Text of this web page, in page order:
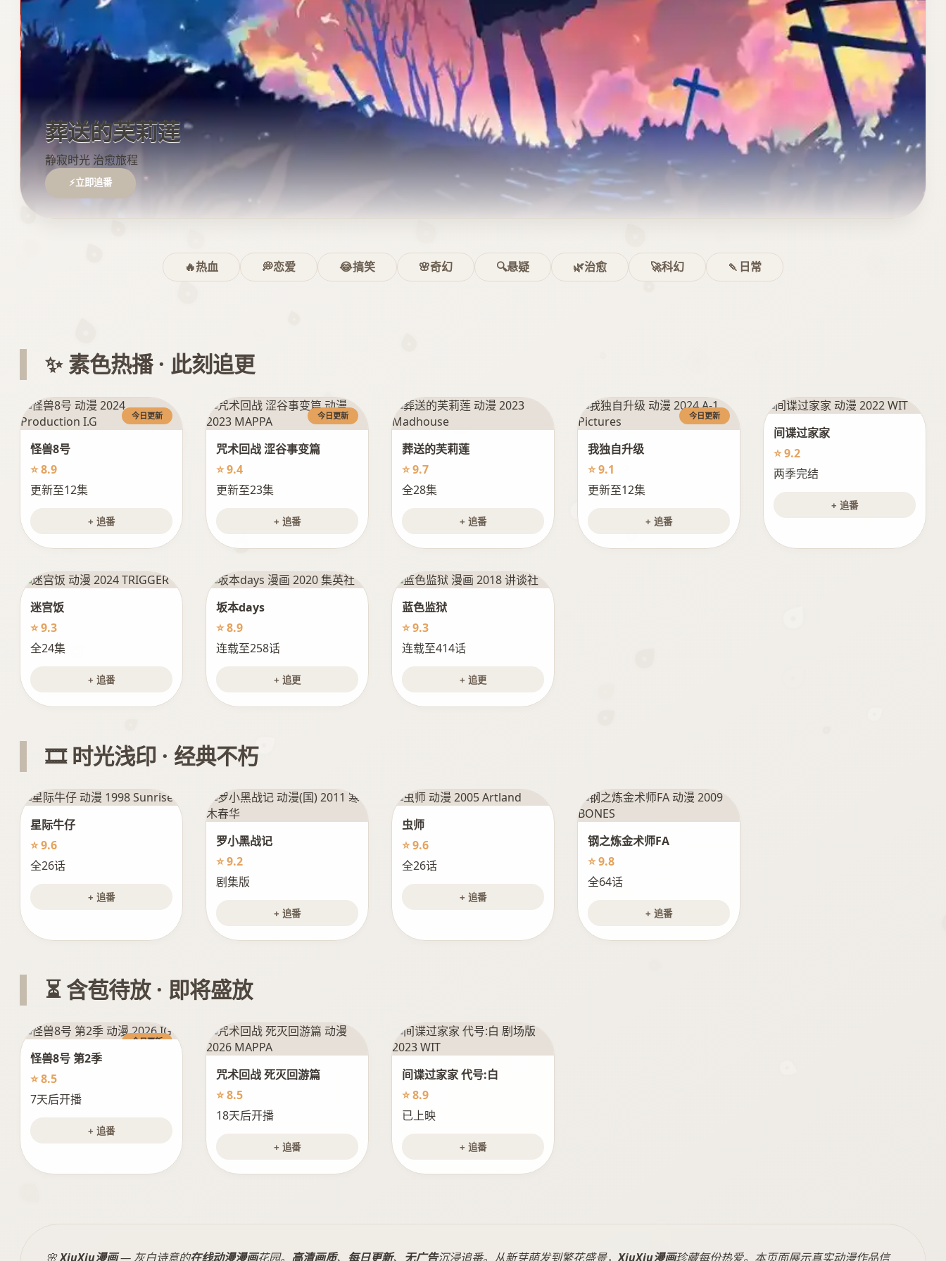
葬送的芙莉莲
静寂时光 治愈旅程
⚡立即追番
🔥热血 💭恋爱 😂搞笑 🌸奇幻 🔍悬疑 🌿治愈 🚀科幻 🍡日常
✨ 素色热播 · 此刻追更
今日更新
怪兽8号
⭐ 8.9
更新至12集
+ 追番
今日更新
咒术回战 涩谷事变篇
⭐ 9.4
更新至23集
+ 追番
葬送的芙莉莲
⭐ 9.7
全28集
+ 追番
今日更新
我独自升级
⭐ 9.1
更新至12集
+ 追番
间谍过家家
⭐ 9.2
两季完结
+ 追番
迷宫饭
⭐ 9.3
全24集
+ 追番
坂本days
⭐ 8.9
连载至258话
+ 追更
蓝色监狱
⭐ 9.3
连载至414话
+ 追更
🎞️ 时光浅印 · 经典不朽
星际牛仔
⭐ 9.6
全26话
+ 追番
罗小黑战记
⭐ 9.2
剧集版
+ 追番
虫师
⭐ 9.6
全26话
+ 追番
钢之炼金术师FA
⭐ 9.8
全64话
+ 追番
⏳ 含苞待放 · 即将盛放
今日更新
怪兽8号 第2季
⭐ 8.5
7天后开播
+ 追番
咒术回战 死灭回游篇
⭐ 8.5
18天后开播
+ 追番
间谍过家家 代号:白
⭐ 8.9
已上映
+ 追番
🌸XiuXiu漫画— 灰白诗意的在线动漫漫画花园。 高清画质、 每日更新、 无广告沉浸追番。从新芽萌发到繁花盛景， XiuXiu漫画珍藏每份热爱。本页面展示真实动漫作品信